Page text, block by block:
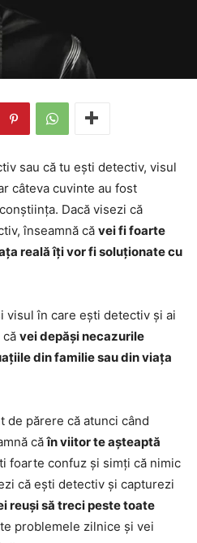
sau că tu ești detectiv, visul
câteva cuvinte au fost
Dacă visezi că
înseamnă că vei fi foarte
reală îți vor fi soluționate cu
visul în care ești detectiv și ai
că vei depăși necazurile
din familie sau din viața
de părere că atunci când
căîn viitor te așteaptă
foarte confuz și simți că nimic
că ești detectiv și capturezi
reuși să treci peste toate
problemele zilnice și vei